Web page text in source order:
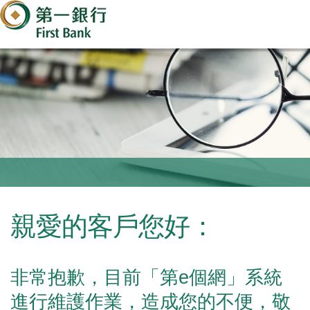
親愛的客戶您好：
非常抱歉，目前「第e個網」系統
進行維護作業，造成您的不便，敬